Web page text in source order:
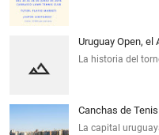
Uruguay Open, el
La historia del
Canchas de
La capital